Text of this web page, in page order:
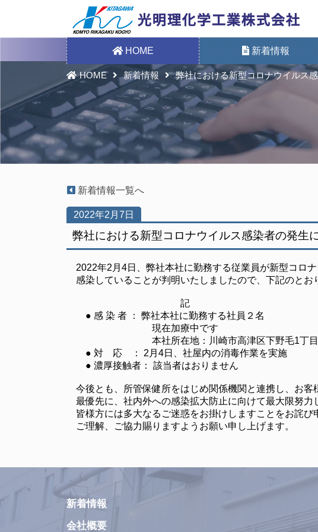
HOME 新着情報
HOME 新着情報 弊社における新型コロナウイルス
新着情報一覧へ
2022年2月7日
弊社における新型コロナウイルス感染者の発生
2022年2月4日、弊社本社に勤務する従業員が新型コロ
感染していることが判明いたしましたので、下記のとお
記
● 感 染 者 ： 弊社本社に勤務する社員２名
現在加療中です
本社所在地：川崎市高津区下野毛1丁目8
● 対 応 ： 2月4日、社屋内の消毒作業を実施
● 濃厚接触者： 該当者はおりません
今後とも、所管保健所をはじめ関係機関と連携し、お客
最優先に、社内外への感染拡大防止に向けて最大限努力
皆様方には多大なるご迷惑をお掛けしますことをお詫び
ご理解、ご協力賜りますようお願い申し上げます。
新着情報
会社概要